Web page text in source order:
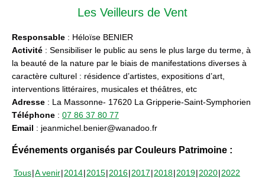
Les Veilleurs de Vent
Responsable : Héloïse BENIER
Activité : Sensibiliser le public au sens le plus large du terme, à
la beauté de la nature par le biais de manifestations diverses à
caractère culturel : résidence d’artistes, expositions d’art,
interventions littéraires, musicales et théâtres, etc
Adresse : La Massonne- 17620 La Gripperie-Saint-Symphorien
Téléphone : 07 86 37 80 77
Email : jeanmichel.benier@wanadoo.fr
Événements organisés par Couleurs Patrimoine :
Tous A venir 2014 2015 2016 2017 2018 2019 2020 2022